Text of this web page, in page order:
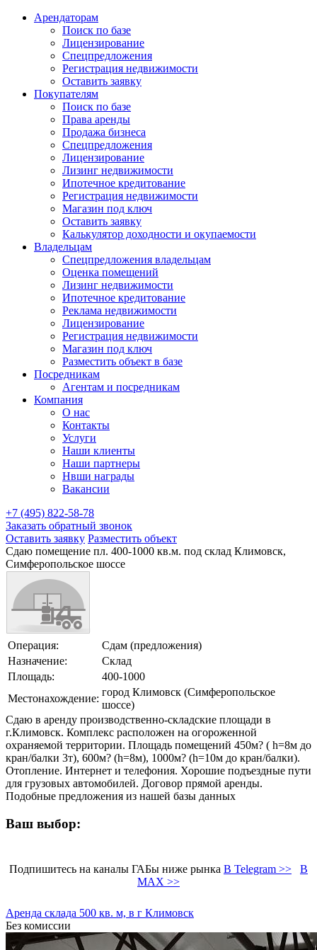
Арендаторам
Поиск по базе
Лицензирование
Спецпредложения
Регистрация недвижимости
Оставить заявку
Покупателям
Поиск по базе
Права аренды
Продажа бизнеса
Спецпредложения
Лицензирование
Лизинг недвижимости
Ипотечное кредитование
Регистрация недвижимости
Магазин под ключ
Оставить заявку
Калькулятор доходности и окупаемости
Владельцам
Спецпредложения владельцам
Оценка помещений
Лизинг недвижимости
Ипотечное кредитование
Реклама недвижимости
Лицензирование
Регистрация недвижимости
Магазин под ключ
Разместить объект в базе
Посредникам
Агентам и посредникам
Компания
О нас
Контакты
Услуги
Наши клиенты
Наши партнеры
Нвши награды
Вакансии
+7 (495) 822-58-78
Заказать обратный звонок
Оставить заявку Разместить объект
Сдаю помещение пл. 400-1000 кв.м. под склад Климовск,
Симферопольское шоссе
Операция:
Сдам (предложения)
Назначение:
Склад
Площадь:
400-1000
Местонахождение:
город Климовск (Симферопольское
шоссе)
Сдаю в аренду производственно-складские площади в
г.Климовск. Комплекс расположен на огороженной
охраняемой территории. Площадь помещений 450м? ( h=8м до
кран/балки 3т), 600м? (h=8м), 1000м? (h=10м до кран/балки).
Отопление. Интернет и телефония. Хорошие подъездные пути
для грузовых автомобилей. Договор прямой аренды.
Подобные предложения из нашей базы данных
Ваш выбор:
Подпишитесь на каналы ГАБы ниже рынка В Telegram >>
В
MAX >>
Аренда склада 500 кв. м, в г Климовск
Без комиссии